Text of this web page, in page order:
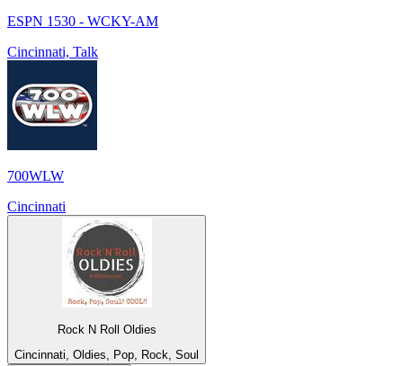
ESPN 1530 - WCKY-AM
Cincinnati, Talk
700WLW
Cincinnati
Rock N Roll Oldies
Cincinnati, Oldies, Pop, Rock, Soul